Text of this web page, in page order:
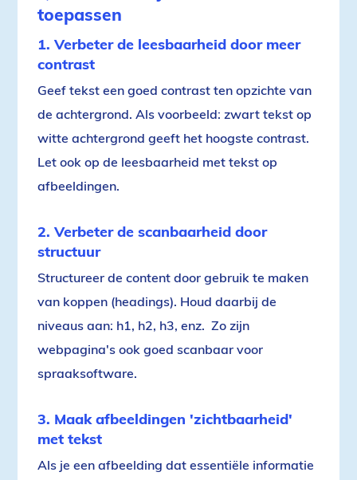
toepassen
1. Verbeter de leesbaarheid door meer
contrast
Geef tekst een goed contrast ten opzichte van
de achtergrond. Als voorbeeld: zwart tekst op
witte achtergrond geeft het hoogste contrast.
Let ook op de leesbaarheid met tekst op
afbeeldingen.
2. Verbeter de scanbaarheid door
structuur
Structureer de content door gebruik te maken
van koppen (headings). Houd daarbij de
niveaus aan: h1, h2, h3, enz. Zo zijn
webpagina's ook goed scanbaar voor
spraaksoftware.
3. Maak afbeeldingen 'zichtbaarheid'
met tekst
Als je een afbeelding dat essentiële informatie